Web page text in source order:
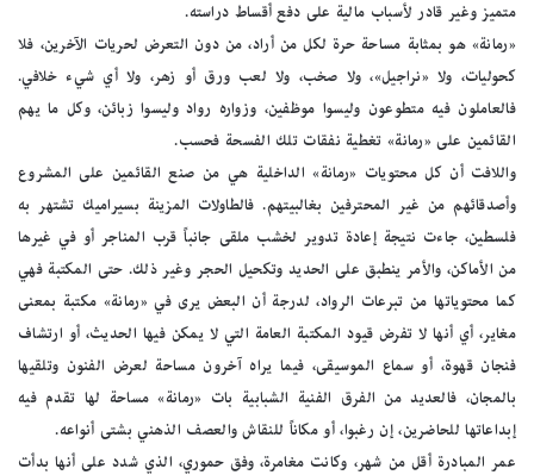
متميز وغير قادر لأسباب مالية على دفع أقساط دراسته.
«رمانة» هو بمثابة مساحة حرة لكل من أراد، من دون التعرض لحريات الآخرين، فلا
كحوليات، ولا «نراجيل»، ولا صخب، ولا لعب ورق أو زهر، ولا أي شيء خلافي.
فالعاملون فيه متطوعون وليسوا موظفين، وزواره رواد وليسوا زبائن، وكل ما يهم
القائمين على «رمانة» تغطية نفقات تلك الفسحة فحسب.
واللافت أن كل محتويات «رمانة» الداخلية هي من صنع القائمين على المشروع
وأصدقائهم من غير المحترفين بغالبيتهم. فالطاولات المزينة بسيراميك تشتهر به
فلسطين، جاءت نتيجة إعادة تدوير لخشب ملقى جانباً قرب المناجر أو في غيرها
من الأماكن، والأمر ينطبق على الحديد وتكحيل الحجر وغير ذلك. حتى المكتبة فهي
كما محتوياتها من تبرعات الرواد، لدرجة أن البعض يرى في «رمانة» مكتبة بمعنى
مغاير، أي أنها لا تفرض قيود المكتبة العامة التي لا يمكن فيها الحديث، أو ارتشاف
فنجان قهوة، أو سماع الموسيقى، فيما يراه آخرون مساحة لعرض الفنون وتلقيها
بالمجان، فالعديد من الفرق الفنية الشبابية بات «رمانة» مساحة لها تقدم فيه
إبداعاتها للحاضرين، إن رغبوا، أو مكاناً للنقاش والعصف الذهني بشتى أنواعه.
عمر المبادرة أقل من شهر، وكانت مغامرة، وفق حموري، الذي شدد على أنها بدأت